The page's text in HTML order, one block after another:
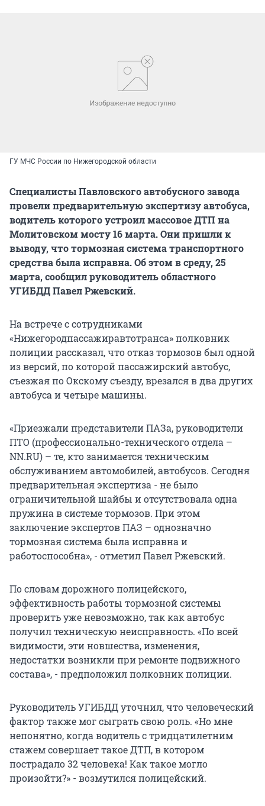
ГУ МЧС России по Нижегородской области
Специалисты Павловского автобусного завода
провели предварительную экспертизу автобуса,
водитель которого устроил массовое ДТП на
Молитовском мосту 16 марта. Они пришли к
выводу, что тормозная система транспортного
средства была исправна. Об этом в среду, 25
марта, сообщил руководитель областного
УГИБДД Павел Ржевский.
На встрече с сотрудниками
«Нижегородпассажиравтотранса» полковник
полиции рассказал, что отказ тормозов был одной
из версий, по которой пассажирский автобус,
съезжая по Окскому съезду, врезался в два других
автобуса и четыре машины.
«Приезжали представители ПАЗа, руководители
ПТО (профессионально-технического отдела –
NN.RU) – те, кто занимается техническим
обслуживанием автомобилей, автобусов. Сегодня
предварительная экспертиза - не было
ограничительной шайбы и отсутствовала одна
пружина в системе тормозов. При этом
заключение экспертов ПАЗ – однозначно
тормозная система была исправна и
работоспособна», - отметил Павел Ржевский.
По словам дорожного полицейского,
эффективность работы тормозной системы
проверить уже невозможно, так как автобус
получил техническую неисправность. «По всей
видимости, эти новшества, изменения,
недостатки возникли при ремонте подвижного
состава», - предположил полковник полиции.
Руководитель УГИБДД уточнил, что человеческий
фактор также мог сыграть свою роль. «Но мне
непонятно, когда водитель с тридцатилетним
стажем совершает такое ДТП, в котором
пострадало 32 человека! Как такое могло
произойти?» - возмутился полицейский.